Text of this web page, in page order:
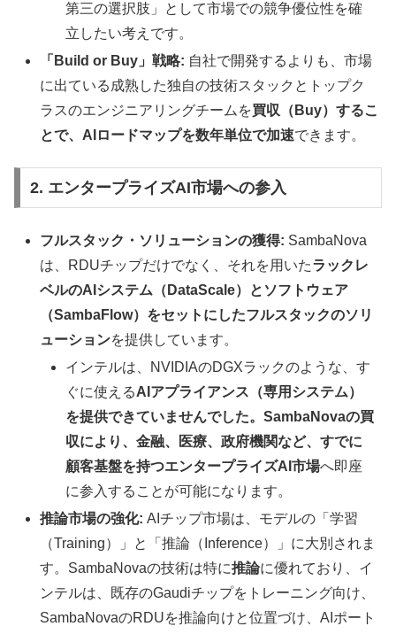
第三の選択肢」として市場での競争優位性を確
立したい考えです。
「Build or Buy」戦略: 自社で開発するよりも、市場
に出ている成熟した独自の技術スタックとトップク
ラスのエンジニアリングチームを買収（Buy）するこ
とで、AIロードマップを数年単位で加速できます。
2. エンタープライズAI市場への参入
フルスタック・ソリューションの獲得: SambaNova
は、RDUチップだけでなく、それを用いたラックレ
ベルのAIシステム（DataScale）とソフトウェア
（SambaFlow）をセットにしたフルスタックのソリ
ューションを提供しています。
インテルは、NVIDIAのDGXラックのような、す
ぐに使えるAIアプライアンス（専用システム）
を提供できていませんでした。SambaNovaの買
収により、金融、医療、政府機関など、すでに
顧客基盤を持つエンタープライズAI市場へ即座
に参入することが可能になります。
推論市場の強化: AIチップ市場は、モデルの「学習
（Training）」と「推論（Inference）」に大別されま
す。SambaNovaの技術は特に推論に優れており、イ
ンテルは、既存のGaudiチップをトレーニング向け、
SambaNovaのRDUを推論向けと位置づけ、AIポート